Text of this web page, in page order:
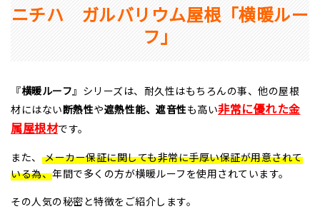
ニチハ ガルバリウム屋根「横暖ルー
フ」
『横暖ルーフ 』シリーズは、耐久性はもちろんの事、他の屋根
材にはない断熱性や遮熱性能、遮音性も高い非常に優れた金
属屋根材です。
また、 メーカー保証に関しても非常に手厚い保証が用意されて
いる為、年間で多くの方が横暖ルーフを使用されています。
その人気の秘密と特徴をご紹介します。